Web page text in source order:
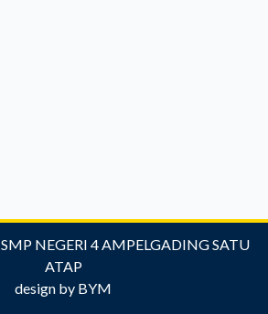
SMP NEGERI 4 AMPELGADING SATU
ATAP
design by BYM